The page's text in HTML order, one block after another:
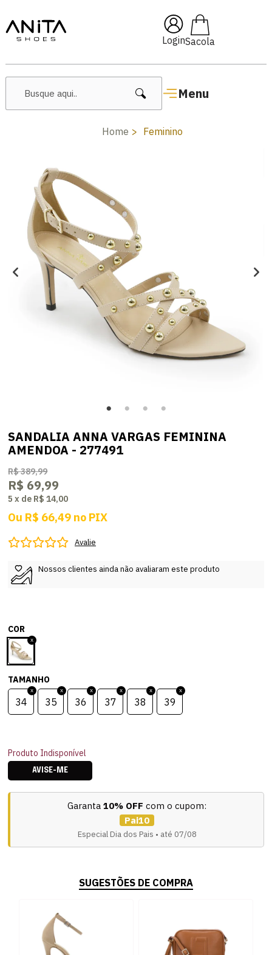
Login
Menu
🔥 Lançamentos Femininos
Home Feminino
SANDALIA ANNA VARGAS FEMININA
AMENDOA - 277491
R$ 389,99
R$ 69,99
5 x de R$ 14,00
Ou R$ 66,49 no PIX
Avalie
Nossos clientes ainda não avaliaram este produto
COR
TAMANHO
34 35 36 37 38 39
Produto Indisponível
AVISE-ME
Garanta 10% OFF com o cupom:
Pai10
Especial Dia dos Pais • até 07/08
SUGESTÕES DE COMPRA